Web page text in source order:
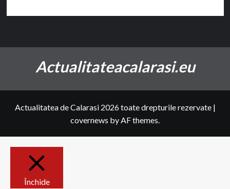
Actualitateacalarasi.eu
Actualitatea de Calarasi 2026 toate drepturile rezervate |
covernews by AF themes.
Închide